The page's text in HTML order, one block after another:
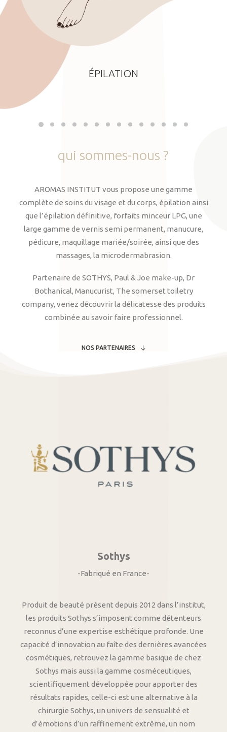
ÉPILATION
qui sommes-nous ?
AROMAS INSTITUT vous propose une gamme
complète de soins du visage et du corps, épilation ainsi
que l’épilation définitive, forfaits minceur LPG, une
large gamme de vernis semi permanent, manucure,
pédicure, maquillage mariée/soirée, ainsi que des
massages, la microdermabrasion.
Partenaire de SOTHYS, Paul & Joe make-up, Dr
Bothanical, Manucurist, The somerset toiletry
company, venez découvrir la délicatesse des produits
combinée au savoir faire professionnel.
NOS PARTENAIRES
Sothys
-Fabriqué en France-
Produit de beauté présent depuis 2012 dans l’institut,
les produits Sothys s’imposent comme détenteurs
reconnus d’une expertise esthétique profonde. Une
capacité d’innovation au faîte des dernières avancées
cosmétiques, retrouvez la gamme basique de chez
Sothys mais aussi la gamme cosméceutiques,
scientifiquement développée pour apporter des
résultats rapides, celle-ci est une alternative à la
chirurgie Sothys, un univers de sensualité et
d’émotions d’un raffinement extrême, un nom